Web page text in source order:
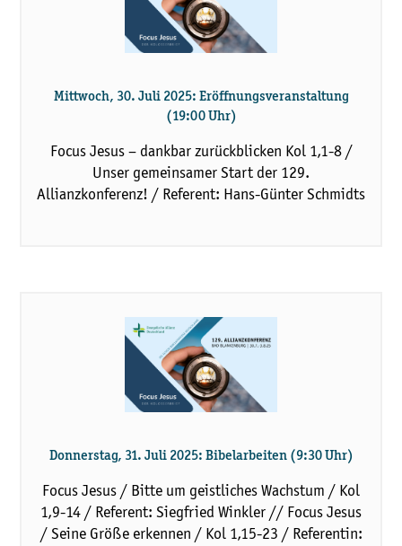
Mittwoch, 30. Juli 2025: Eröffnungsveranstaltung
(19:00 Uhr)
Focus Jesus – dankbar zurückblicken Kol 1,1-8 /
Unser gemeinsamer Start der 129.
Allianzkonferenz! / Referent: Hans-Günter Schmidts
Donnerstag, 31. Juli 2025: Bibelarbeiten (9:30 Uhr)
Focus Jesus / Bitte um geistliches Wachstum / Kol
1,9-14 / Referent: Siegfried Winkler // Focus Jesus
/ Seine Größe erkennen / Kol 1,15-23 / Referentin: